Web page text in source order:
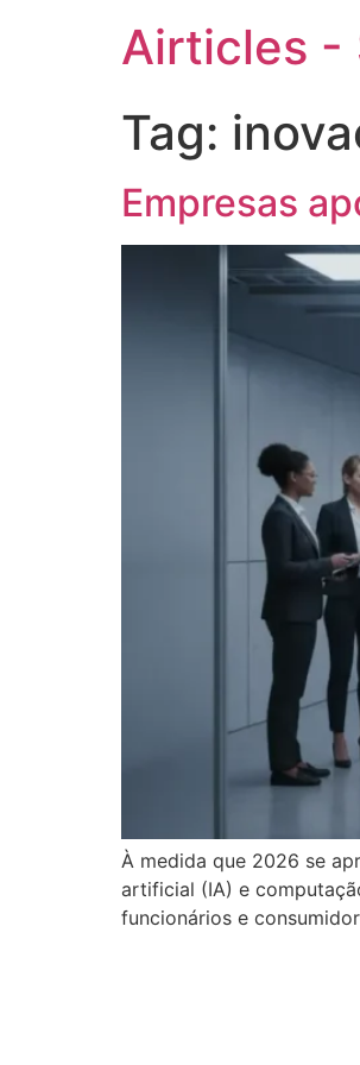
Airticles -
Tag:
Empresas
À medida que 2026 se
artificial (IA) e
funcionários e